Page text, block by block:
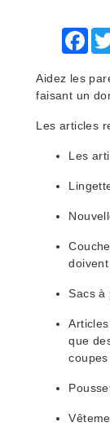
Aidez les
faisant un
Les articles
Les
Sacs à
que